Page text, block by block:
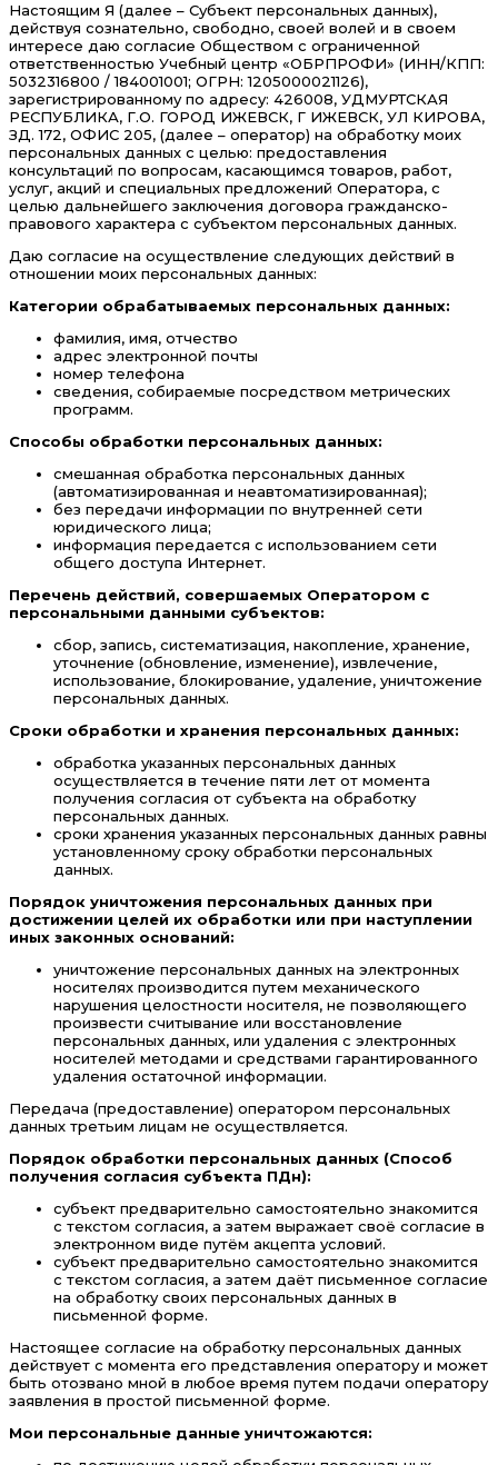
Настоящим Я (далее – Субъект персональных данных),
действуя сознательно, свободно, своей волей и в своем
интересе даю согласие Обществом с ограниченной
ответственностью Учебный центр «ОБРПРОФИ» (ИНН/КПП:
5032316800 / 184001001; ОГРН: 1205000021126),
зарегистрированному по адресу: 426008, УДМУРТСКАЯ
РЕСПУБЛИКА, Г.О. ГОРОД ИЖЕВСК, Г ИЖЕВСК, УЛ КИРОВА,
ЗД. 172, ОФИС 205, (далее – оператор) на обработку моих
персональных данных с целью: предоставления
консультаций по вопросам, касающимся товаров, работ,
услуг, акций и специальных предложений Оператора, с
целью дальнейшего заключения договора гражданско-
правового характера с субъектом персональных данных.
Даю согласие на осуществление следующих действий в
отношении моих персональных данных:
Категории обрабатываемых персональных данных:
фамилия, имя, отчество
адрес электронной почты
номер телефона
сведения, собираемые посредством метрических
программ.
Способы обработки персональных данных:
смешанная обработка персональных данных
(автоматизированная и неавтоматизированная);
без передачи информации по внутренней сети
юридического лица;
информация передается с использованием сети
общего доступа Интернет.
Перечень действий, совершаемых Оператором с
персональными данными субъектов:
сбор, запись, систематизация, накопление, хранение,
уточнение (обновление, изменение), извлечение,
использование, блокирование, удаление, уничтожение
персональных данных.
Сроки обработки и хранения персональных данных:
обработка указанных персональных данных
осуществляется в течение пяти лет от момента
получения согласия от субъекта на обработку
персональных данных.
сроки хранения указанных персональных данных равны
установленному сроку обработки персональных
данных.
Порядок уничтожения персональных данных при
достижении целей их обработки или при наступлении
иных законных оснований:
уничтожение персональных данных на электронных
носителях производится путем механического
нарушения целостности носителя, не позволяющего
произвести считывание или восстановление
персональных данных, или удаления с электронных
носителей методами и средствами гарантированного
удаления остаточной информации.
Передача (предоставление) оператором персональных
данных третьим лицам не осуществляется.
Порядок обработки персональных данных (Способ
получения согласия субъекта ПДн):
субъект предварительно самостоятельно знакомится
с текстом согласия, а затем выражает своё согласие в
электронном виде путём акцепта условий.
субъект предварительно самостоятельно знакомится
с текстом согласия, а затем даёт письменное согласие
на обработку своих персональных данных в
письменной форме.
Настоящее согласие на обработку персональных данных
действует с момента его представления оператору и может
быть отозвано мной в любое время путем подачи оператору
заявления в простой письменной форме.
Мои персональные данные уничтожаются: